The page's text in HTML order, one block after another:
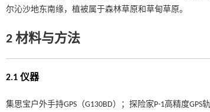
尔沁沙地东南缘，植被属于森林草原和草甸草原。
2 材料与方法
2.1 仪器
集思宝户外手持GPS（G130BD）；探险家P-1高精度